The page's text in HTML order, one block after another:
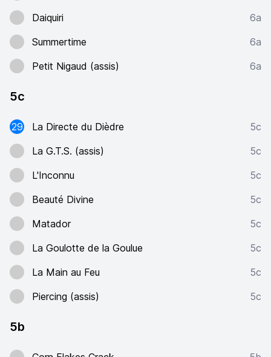
Daiquiri
6a
Summertime
6a
Petit Nigaud (assis)
6a
5c
29 La Directe du Dièdre
5c
La G.T.S. (assis)
5c
L'Inconnu
5c
Beauté Divine
5c
Matador
5c
La Goulotte de la Goulue
5c
La Main au Feu
5c
Piercing (assis)
5c
5b